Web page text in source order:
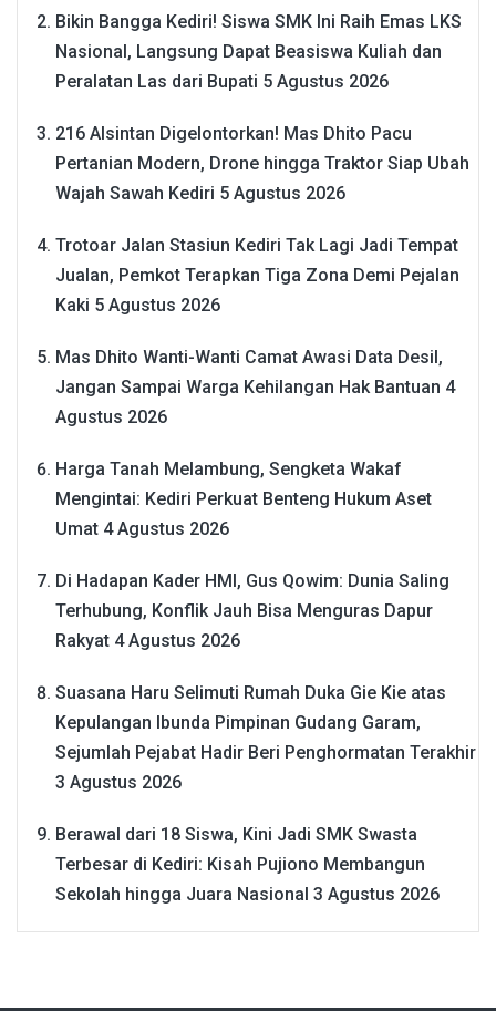
Bikin Bangga Kediri! Siswa SMK Ini Raih Emas LKS
Nasional, Langsung Dapat Beasiswa Kuliah dan
Peralatan Las dari Bupati 5 Agustus 2026
216 Alsintan Digelontorkan! Mas Dhito Pacu
Pertanian Modern, Drone hingga Traktor Siap Ubah
Wajah Sawah Kediri 5 Agustus 2026
Trotoar Jalan Stasiun Kediri Tak Lagi Jadi Tempat
Jualan, Pemkot Terapkan Tiga Zona Demi Pejalan
Kaki 5 Agustus 2026
Mas Dhito Wanti-Wanti Camat Awasi Data Desil,
Jangan Sampai Warga Kehilangan Hak Bantuan 4
Agustus 2026
Harga Tanah Melambung, Sengketa Wakaf
Mengintai: Kediri Perkuat Benteng Hukum Aset
Umat 4 Agustus 2026
Di Hadapan Kader HMI, Gus Qowim: Dunia Saling
Terhubung, Konflik Jauh Bisa Menguras Dapur
Rakyat 4 Agustus 2026
Suasana Haru Selimuti Rumah Duka Gie Kie atas
Kepulangan Ibunda Pimpinan Gudang Garam,
Sejumlah Pejabat Hadir Beri Penghormatan Terakhir
3 Agustus 2026
Berawal dari 18 Siswa, Kini Jadi SMK Swasta
Terbesar di Kediri: Kisah Pujiono Membangun
Sekolah hingga Juara Nasional 3 Agustus 2026